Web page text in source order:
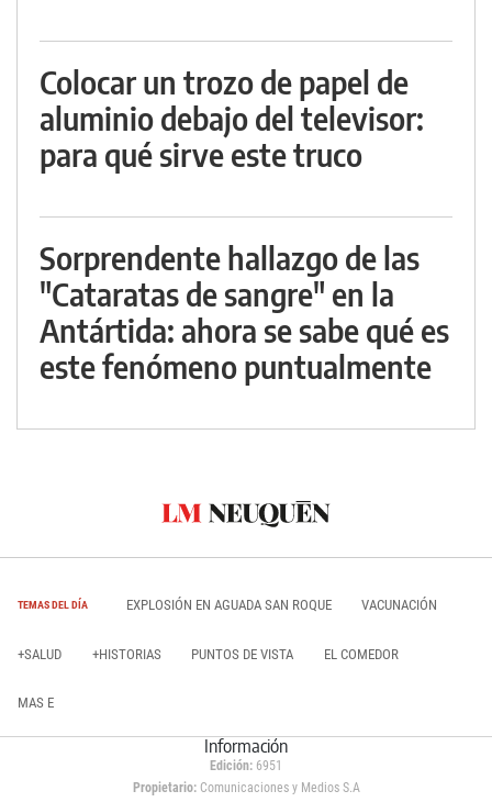
Colocar un trozo de papel de
aluminio debajo del televisor:
para qué sirve este truco
Sorprendente hallazgo de las
"Cataratas de sangre" en la
Antártida: ahora se sabe qué es
este fenómeno puntualmente
TEMAS DEL DÍA EXPLOSIÓN EN AGUADA SAN ROQUE VACUNACIÓN
+SALUD +HISTORIAS PUNTOS DE VISTA EL COMEDOR
MAS E
Información
Edición: 6951
Propietario:Comunicaciones y Medios S.A